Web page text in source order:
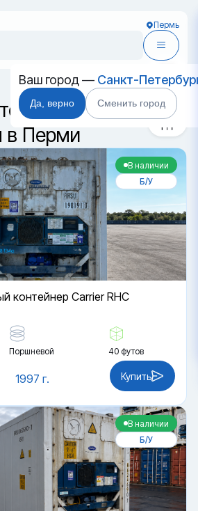
Пермь
Ваш город — Санкт-
Да, верно Сменить город
в Перми
В наличии
Б/У
контейнер Carrier RHC
Поршневой 40 футов
1997 г. Купить
В наличии
Б/У